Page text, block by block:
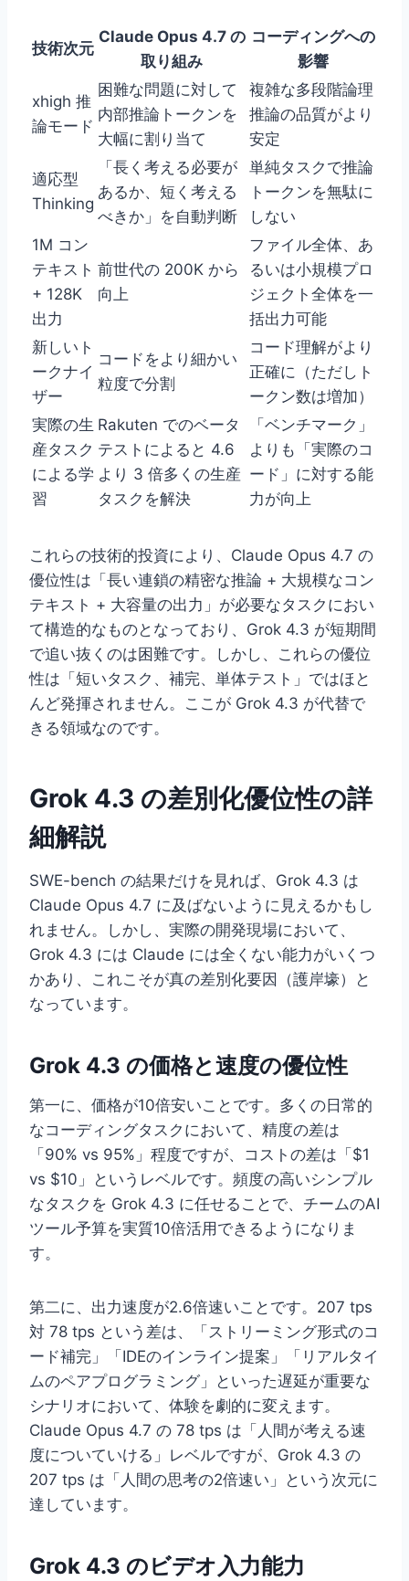
技術次元
Claude Opus 4.7 の
取り組み
コーディングへの
影響
xhigh 推
論モード
困難な問題に対して
内部推論トークンを
大幅に割り当て
複雑な多段階論理
推論の品質がより
安定
適応型
Thinking
「長く考える必要が
あるか、短く考える
べきか」を自動判断
単純タスクで推論
トークンを無駄に
しない
1M コン
テキスト
+ 128K
出力
前世代の 200K から
向上
ファイル全体、あ
るいは小規模プロ
ジェクト全体を一
括出力可能
新しいト
ークナイ
ザー
コードをより細かい
粒度で分割
コード理解がより
正確に（ただしト
ークン数は増加）
実際の生
産タスク
による学
習
Rakuten でのベータ
テストによると 4.6
より 3 倍多くの生産
タスクを解決
「ベンチマーク」
よりも「実際のコ
ード」に対する能
力が向上
これらの技術的投資により、Claude Opus 4.7 の
優位性は「長い連鎖の精密な推論 + 大規模なコン
テキスト + 大容量の出力」が必要なタスクにおい
て構造的なものとなっており、Grok 4.3 が短期間
で追い抜くのは困難です。しかし、これらの優位
性は「短いタスク、補完、単体テスト」ではほと
んど発揮されません。ここが Grok 4.3 が代替で
きる領域なのです。
Grok 4.3 の差別化優位性の詳
細解説
SWE-bench の結果だけを見れば、Grok 4.3 は
Claude Opus 4.7 に及ばないように見えるかもし
れません。しかし、実際の開発現場において、
Grok 4.3 には Claude には全くない能力がいくつ
かあり、これこそが真の差別化要因（護岸壕）と
なっています。
Grok 4.3 の価格と速度の優位性
第一に、価格が10倍安いことです。多くの日常的
なコーディングタスクにおいて、精度の差は
「90% vs 95%」程度ですが、コストの差は「$1
vs $10」というレベルです。頻度の高いシンプル
なタスクを Grok 4.3 に任せることで、チームのAI
ツール予算を実質10倍活用できるようになりま
す。
第二に、出力速度が2.6倍速いことです。207 tps
対 78 tps という差は、「ストリーミング形式のコ
ード補完」「IDEのインライン提案」「リアルタイ
ムのペアプログラミング」といった遅延が重要な
シナリオにおいて、体験を劇的に変えます。
Claude Opus 4.7 の 78 tps は「人間が考える速
度についていける」レベルですが、Grok 4.3 の
207 tps は「人間の思考の2倍速い」という次元に
達しています。
Grok 4.3 のビデオ入力能力